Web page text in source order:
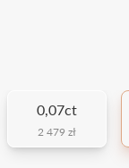
0,07ct
2 479 zł